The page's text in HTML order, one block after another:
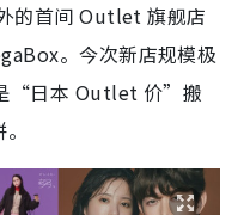
的首间 Outlet 旗舰店
。今次新店规模极
“日本 Outlet 价”搬